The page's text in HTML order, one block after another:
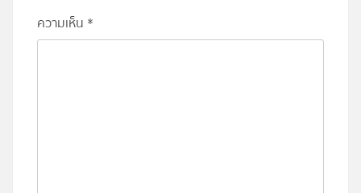
ความเห็น *